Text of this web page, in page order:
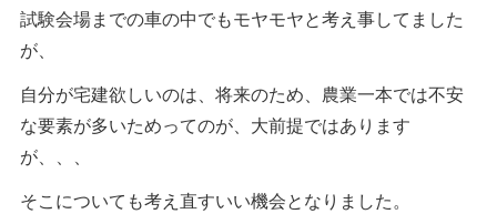
試験会場までの車の中でもモヤモヤと考え事してました
が、
自分が宅建欲しいのは、将来のため、農業一本では不安
な要素が多いためってのが、大前提ではあります
が、、、
そこについても考え直すいい機会となりました。